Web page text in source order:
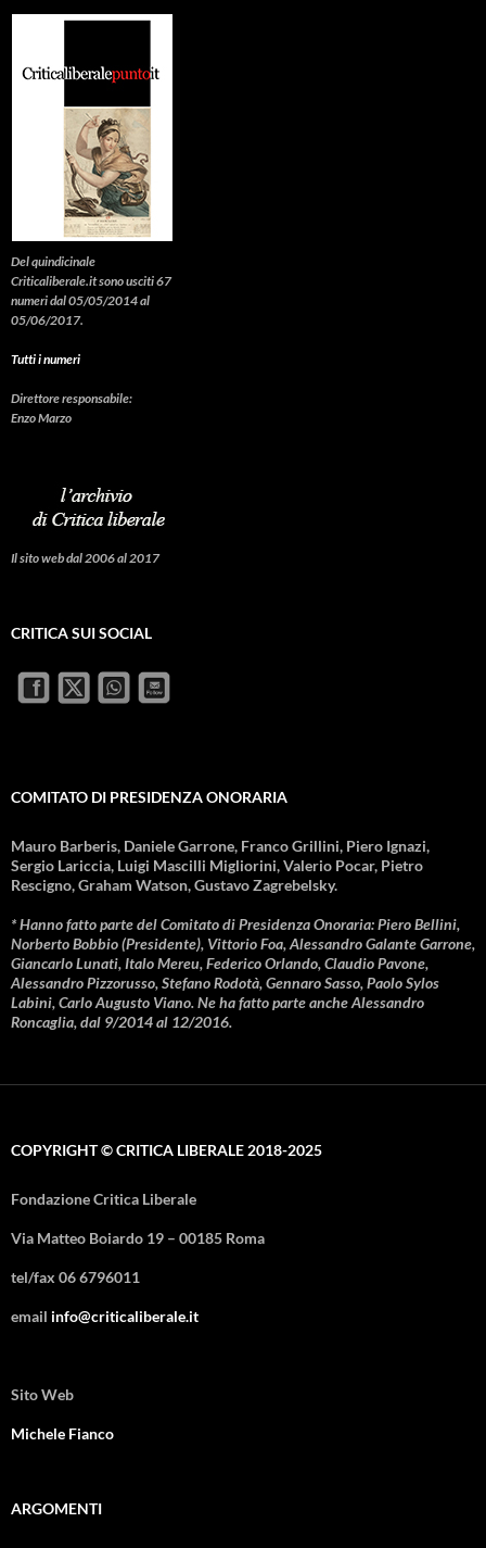
Del quindicinale
Criticaliberale.it sono usciti 67
numeri dal 05/05/2014 al
05/06/2017.
Tutti i numeri
Direttore responsabile:
Enzo Marzo
Il sito web dal 2006 al 2017
CRITICA SUI SOCIAL
COMITATO DI PRESIDENZA ONORARIA
Mauro Barberis, Daniele Garrone, Franco Grillini, Piero Ignazi,
Sergio Lariccia, Luigi Mascilli Migliorini, Valerio Pocar, Pietro
Rescigno, Graham Watson, Gustavo Zagrebelsky.
* Hanno fatto parte del Comitato di Presidenza Onoraria: Piero Bellini,
Norberto Bobbio (Presidente), Vittorio Foa, Alessandro Galante Garrone,
Giancarlo Lunati, Italo Mereu, Federico Orlando, Claudio Pavone,
Alessandro Pizzorusso, Stefano Rodotà, Gennaro Sasso, Paolo Sylos
Labini, Carlo Augusto Viano. Ne ha fatto parte anche Alessandro
Roncaglia, dal 9/2014 al 12/2016.
COPYRIGHT © CRITICA LIBERALE 2018-2025
Fondazione Critica Liberale
Via Matteo Boiardo 19 – 00185 Roma
tel/fax 06 6796011
email info@criticaliberale.it
Sito Web
Michele Fianco
ARGOMENTI